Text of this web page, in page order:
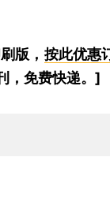
版， 按此优惠
，免费快递。]